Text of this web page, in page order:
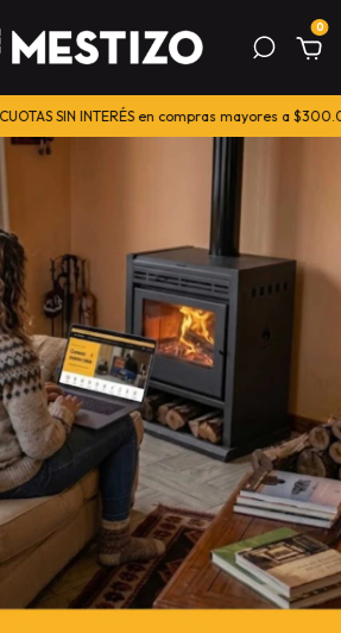
0
SIN INTERÉS en compras mayores a $300.000